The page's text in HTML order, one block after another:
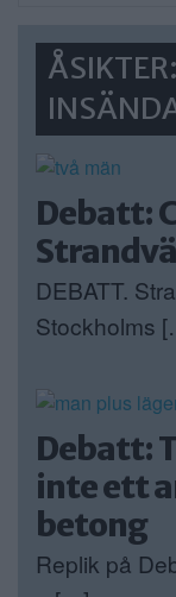
Debatt:
DEBATT.
Stockholms
Debatt:
inte ett
betong
Replik på